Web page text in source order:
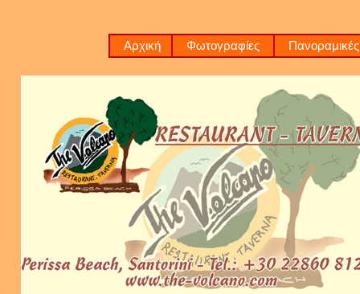
Αρχική Φωτογραφίες